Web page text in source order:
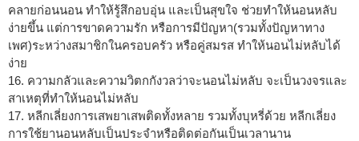
คลายก่อนนอน ทำให้รู้สึกอบอุ่น และเป็นสุขใจ ช่วยทำให้นอนหลับ
ง่ายขึ้น แต่การขาดความรัก หรือการมีปัญหา(รวมทั้งปัญหาทาง
เพศ)ระหว่างสมาชิกในครอบครัว หรือคู่สมรส ทำให้นอนไม่หลับได้
ง่าย
16. ความกลัวและความวิตกกังวลว่าจะนอนไม่หลับ จะเป็นวงจรและ
สาเหตุที่ทำให้นอนไม่หลับ
17. หลีกเลี่ยงการเสพยาเสพติดทั้งหลาย รวมทั้งบุหรี่ด้วย หลีกเลี่ยง
การใช้ยานอนหลับเป็นประจำหรือติดต่อกันเป็นเวลานาน